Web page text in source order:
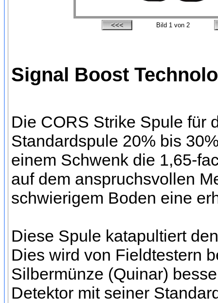
Bild 1 von 2
Signal Boost
Die CORS Strike Spule für
Standardspule 20% bis
einem Schwenk die 1,65-
auf dem anspruchsvollen
schwierigem Boden eine
Diese Spule katapultiert
Dies wird von Fieldtestern
Silbermünze (Quinar)
Detektor mit seiner